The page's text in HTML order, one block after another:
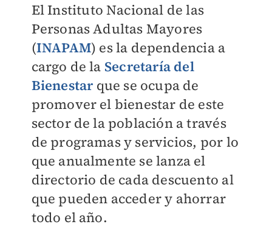
El Instituto Nacional de las
Personas Adultas Mayores
(INAPAM) es la dependencia a
cargo de la Secretaría del
Bienestarque se ocupa de
promover el bienestar de este
sector de la población a través
de programas y servicios, por lo
que anualmente se lanza el
directorio de cada descuento al
que pueden acceder y ahorrar
todo el año.